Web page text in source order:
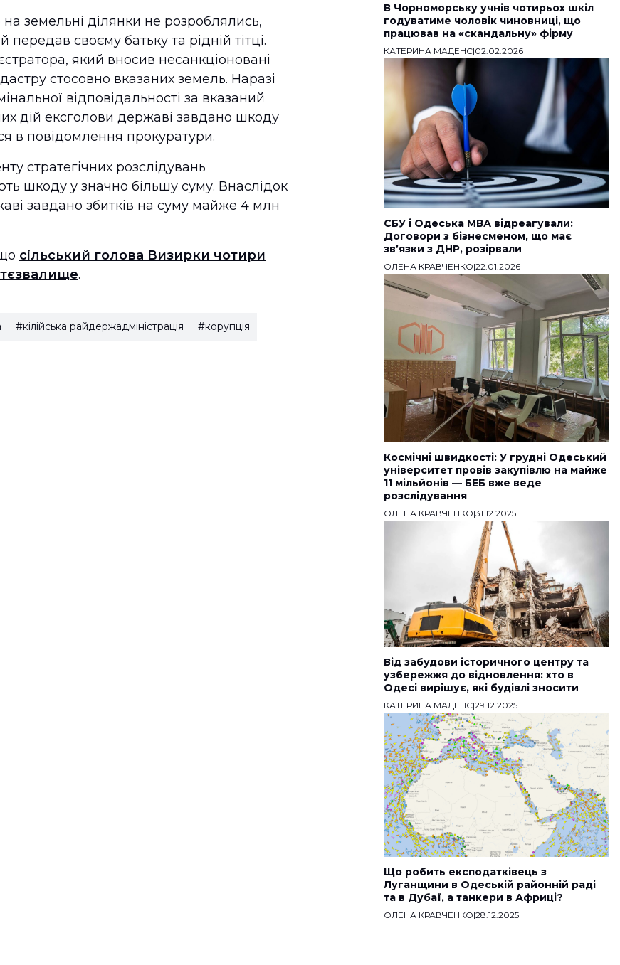
земельні ділянки не розроблялись,
своєму батьку та рідній тітці.
який вносив несанкціоновані
стосовно вказаних земель. Наразі
відповідальності за вказаний
дій ексголови державі завдано шкоду
в повідомлення прокуратури.
стратегічних розслідувань
шкоду у значно більшу суму. Внаслідок
завдано збитків на суму майже 4 млн
сільський голова Визирки чотири
.
#кілійська райдержадміністрація #корупція
В Чорноморську учнів чотирьох шкіл
годуватиме чоловік чиновниці, що
працював на «скандальну» фірму
КАТЕРИНА МАДЕНС|02.02.2026
СБУ і Одеська МВА відреагували:
Договори з бізнесменом, що має
звʼязки з ДНР, розірвали
ОЛЕНА КРАВЧЕНКО|22.01.2026
Космічні швидкості: У грудні Одеський
університет провів закупівлю на майже
11 мільйонів — БЕБ вже веде
розслідування
ОЛЕНА КРАВЧЕНКО|31.12.2025
Від забудови історичного центру та
узбережжя до відновлення: хто в
Одесі вирішує, які будівлі зносити
КАТЕРИНА МАДЕНС|29.12.2025
Що робить експодатківець з
Луганщини в Одеській районній раді
та в Дубаї, а танкери в Африці?
ОЛЕНА КРАВЧЕНКО|28.12.2025